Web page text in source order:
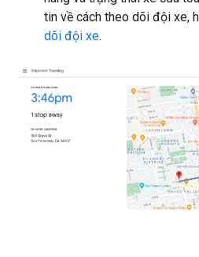
tin về cách theo dõi đội xe,
dõi đội xe.